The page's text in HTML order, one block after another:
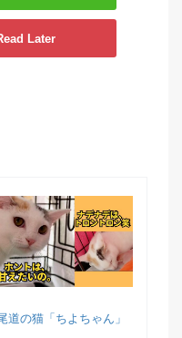
Later
道の猫「ちよちゃん」